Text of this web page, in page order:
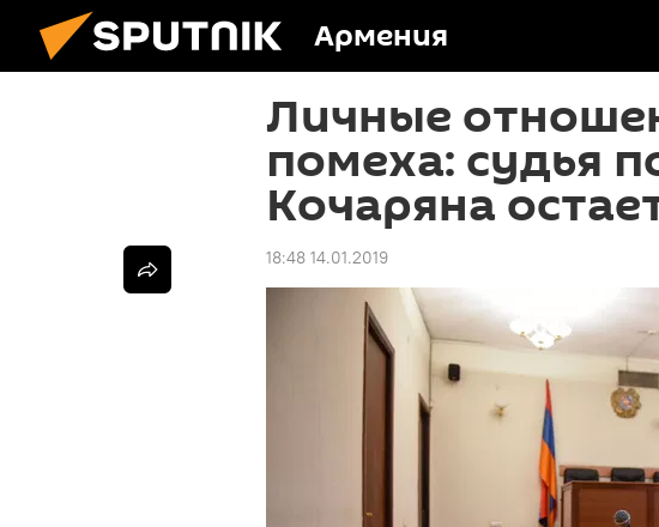
Армения
Личные
помеха: судья
Кочаряна
18:48 14.01.2019